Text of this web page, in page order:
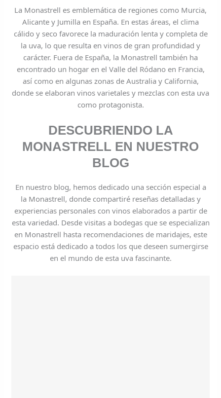
La Monastrell es emblemática de regiones como Murcia,
Alicante y Jumilla en España. En estas áreas, el clima
cálido y seco favorece la maduración lenta y completa de
la uva, lo que resulta en vinos de gran profundidad y
carácter. Fuera de España, la Monastrell también ha
encontrado un hogar en el Valle del Ródano en Francia,
así como en algunas zonas de Australia y California,
donde se elaboran vinos varietales y mezclas con esta uva
como protagonista.
DESCUBRIENDO LA
MONASTRELL EN NUESTRO
BLOG
En nuestro blog, hemos dedicado una sección especial a
la Monastrell, donde compartiré reseñas detalladas y
experiencias personales con vinos elaborados a partir de
esta variedad. Desde visitas a bodegas que se especializan
en Monastrell hasta recomendaciones de maridajes, este
espacio está dedicado a todos los que deseen sumergirse
en el mundo de esta uva fascinante.